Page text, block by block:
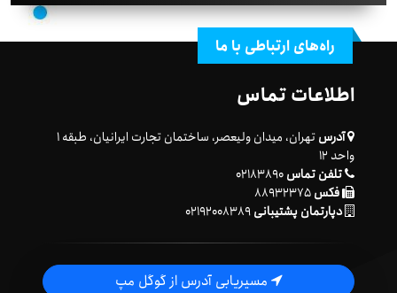
راه‌های ارتباطی با ما
اطلاعات تماس
آدرس
تهران، میدان ولیعصر، ساختمان تجارت ایرانیان، طبقه ۱
واحد ۱۲
تلفن تماس۰۲۱۸۳۸۹۰
فکس
دپارتمان پشتیبانی۰۲۱۹۲۰۰۸۳۸۹
مسیریابی آدرس از گوگل مپ